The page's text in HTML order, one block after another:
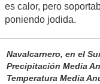
es calor, pero
poniendo jodida.
Navalcarnero, en el
Precipitación Media
Temperatura Media